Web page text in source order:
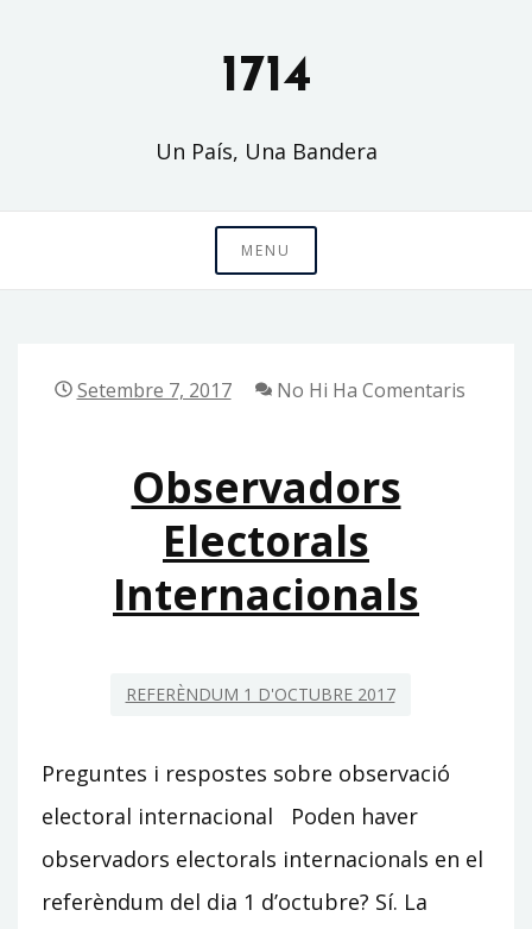
1714
Un País, Una Bandera
MENU
Setembre 7, 2017 No Hi Ha Comentaris
Observadors
Electorals
Internacionals
REFERÈNDUM 1 D'OCTUBRE 2017
Preguntes i respostes sobre observació
electoral internacional Poden haver
observadors electorals internacionals en el
referèndum del dia 1 d’octubre? Sí. La